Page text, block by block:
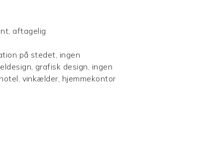
aftagelig
på stedet, ingen
grafisk design, ingen
vinkælder, hjemmekontor